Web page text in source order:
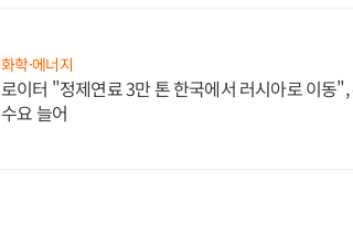
화학·에너지
로이터 "정제연료 3만 톤 한국에서 러시아로 이동
수요 늘어